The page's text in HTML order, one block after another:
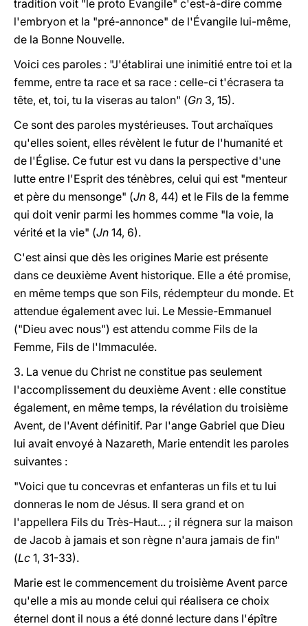
tradition voit "le proto Évangile" c'est-à-dire comme
l'embryon et la "pré-annonce" de l'Évangile lui-même,
de la Bonne Nouvelle.
Voici ces paroles : "J'établirai une inimitié entre toi et la
femme, entre ta race et sa race : celle-ci t'écrasera ta
tête, et, toi, tu la viseras au talon" (Gn 3, 15).
Ce sont des paroles mystérieuses. Tout archaïques
qu'elles soient, elles révèlent le futur de l'humanité et
de l'Église. Ce futur est vu dans la perspective d'une
lutte entre l'Esprit des ténèbres, celui qui est "menteur
et père du mensonge" (Jn 8, 44) et le Fils de la femme
qui doit venir parmi les hommes comme "la voie, la
vérité et la vie" (Jn 14, 6).
C'est ainsi que dès les origines Marie est présente
dans ce deuxième Avent historique. Elle a été promise,
en même temps que son Fils, rédempteur du monde. Et
attendue également avec lui. Le Messie-Emmanuel
("Dieu avec nous") est attendu comme Fils de la
Femme, Fils de l'Immaculée.
3. La venue du Christ ne constitue pas seulement
l'accomplissement du deuxième Avent : elle constitue
également, en même temps, la révélation du troisième
Avent, de l'Avent définitif. Par l'ange Gabriel que Dieu
lui avait envoyé à Nazareth, Marie entendit les paroles
suivantes :
"Voici que tu concevras et enfanteras un fils et tu lui
donneras le nom de Jésus. Il sera grand et on
l'appellera Fils du Très-Haut... ; il régnera sur la maison
de Jacob à jamais et son règne n'aura jamais de fin"
(Lc 1, 31-33).
Marie est le commencement du troisième Avent parce
qu'elle a mis au monde celui qui réalisera ce choix
éternel dont il nous a été donné lecture dans l'épître